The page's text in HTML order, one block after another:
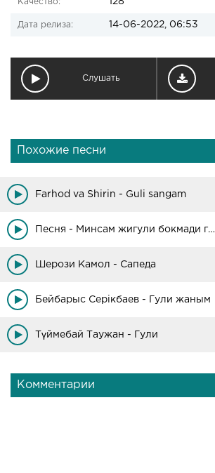
Качество:
Дата релиза: 14-06-2022, 06:53
Слушать
Похожие песни
Farhod va Shirin - Guli sangam
Песня - Минсам жигули бокмади гули
Шерози Камол - Сапеда
Бейбарыс Серікбаев - Гули жаным
Түймебай Таужан - Гули
Комментарии